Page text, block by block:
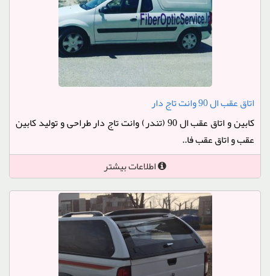
اتاق عقب ال 90 وانت تاج دار
کابین و اتاق عقب ال 90 (تندر) وانت تاج دار طراحی و تولید کابین
عقب و اتاق عقب فا..
اطلاعات بیشتر